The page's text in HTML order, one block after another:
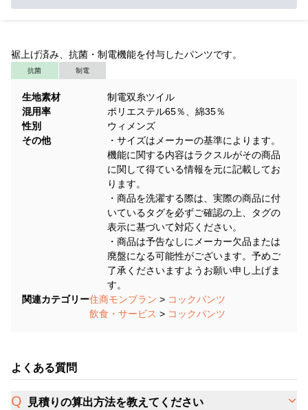
裾上げ済み、抗菌・制電機能を付与したパンツです。
抗菌 制電
生地素材
制電双糸ツイル
混用率
ポリエステル65％、綿35％
性別
ウィメンズ
その他
・サイズはメーカーの基準によります。
機能に関する内容はラクスルがその商品
に関して得ている情報を元に記載してお
ります。
・商品を洗濯する際は、実際の商品に付
いているタグを必ずご確認の上、タグの
表示に基づいて対応ください。
・商品は予告なしにメーカー欠品または
廃盤になる可能性がございます。予めご
了承くださいますようお願い申し上げま
す。
関連カテゴリー住商モンブラン > コックパンツ
飲食・サービス > コックパンツ
よくある質問
見積りの算出方法を教えてください